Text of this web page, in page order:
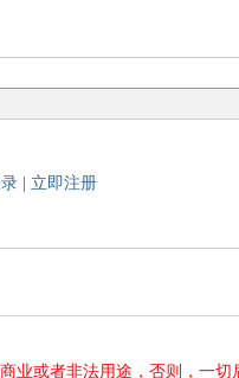
| 立即注册
或者非法用途，否则，一